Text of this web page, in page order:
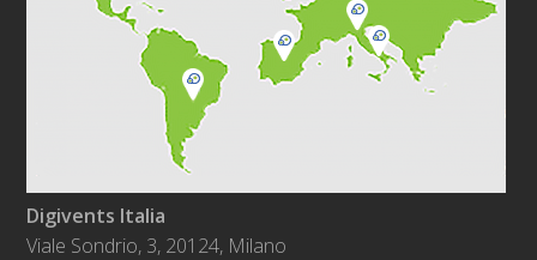
Digivents Italia
Viale Sondrio, 3, 20124, Milano